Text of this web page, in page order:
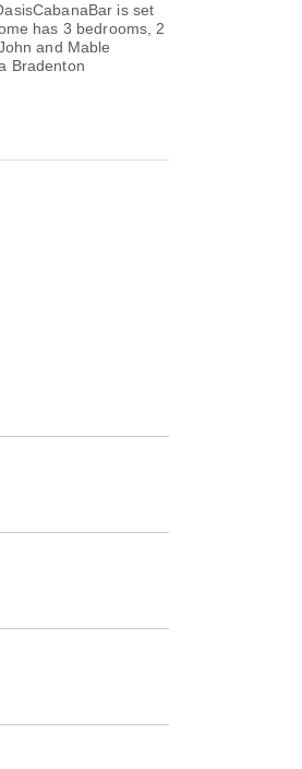
is set
has 3 bedrooms, 2
and Mable
Bradenton